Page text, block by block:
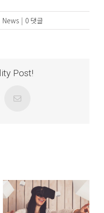
News | 0 댓글
Post!
이